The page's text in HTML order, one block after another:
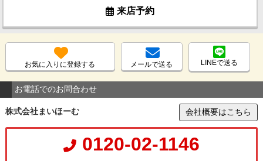
来店予約
お気に入りに登録する メールで送る LINEで送る
お電話でのお問合わせ
株式会社まいほーむ 会社概要はこちら
0120-02-1146